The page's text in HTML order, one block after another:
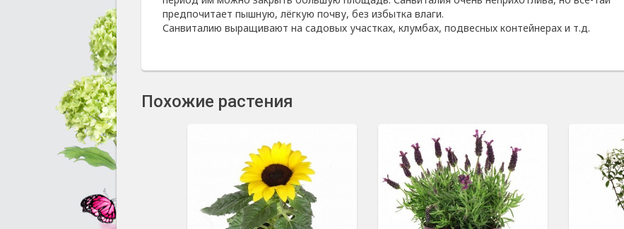
предпочитает пышную, лёгкую почву, без избытка влаги.
Санвиталию выращивают на садовых участках, клумбах, подвесных контейнерах и т.д.
Похожие растения